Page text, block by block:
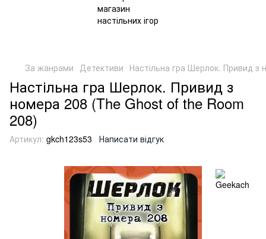
За жанрами Детективи Настільна гра Шерлок. Привид з
Настільна гра Шерлок. Привид з
номера 208 (The Ghost of the Room
208)
Артикул: gkch123s53 Написати відгук